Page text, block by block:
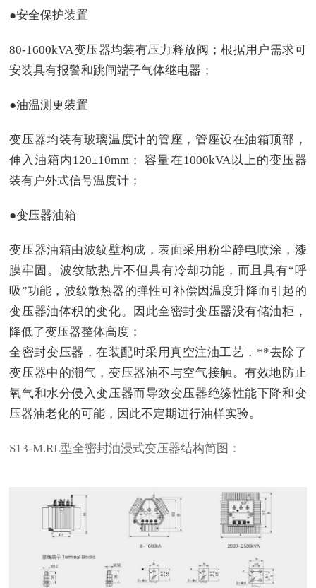
●安全保护装置
80-1600kVA变压器均装有压力释放阀；根据用户需求可
安装具有报警和跳闸端子气体继电器；
●油温测更装置
变压器均装有玻璃温度计的管座，管座设在油箱顶部，
伸入油箱内120±10mm； 容量在1000kVA以上的变压器
装有户外式信号温度计；
●变压器油箱
变压器油箱由波纹壁构成，表面采用粉尘静电喷涂，漆
膜牢固。波纹散热片不但具有冷却功能，而且具有“呼
吸”功能，波纹散热器的弹性可补偿因温度升降而引起的
变压器油体积的变化。因此全密封变压器没有储油柜，
降低了变压器整体高度；
全密封变压器，在装配时采用真空注油工艺，**去除了
变压器中的潮气，变压器油不与空气接触。有效地防止
氧气和水分侵入变压器而导致变压器绝缘性能下降和变
压器油老化的可能，因此不定期进行油样实验。
S13-M.RL型全密封油浸式变压器结构简图：